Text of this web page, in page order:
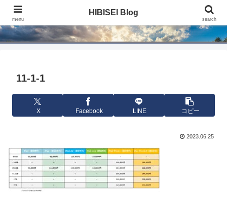
HIBISEI Blog
11-1-1
X Facebook LINE コピー
2023.06.25
menu
HIBISEI Blog
search